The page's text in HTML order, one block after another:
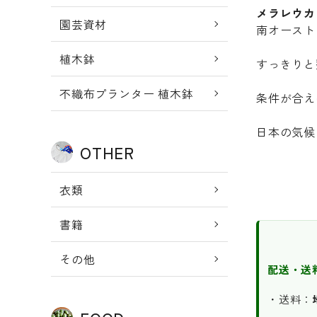
園芸資材
植木鉢
不織布プランター 植木鉢
OTHER
衣類
書籍
その他
メラレウ
南オース
すっきり
条件が合
日本の気
配送・送
・送料：